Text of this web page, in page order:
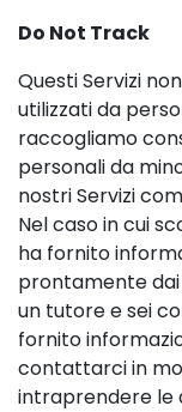
Do Not Track
Questi Servizi
utilizzati da
raccogliamo
personali da
nostri Servizi
Nel caso in cui
ha fornito
prontamente dai
un tutore e sei
fornito
contattarci in
intraprendere le